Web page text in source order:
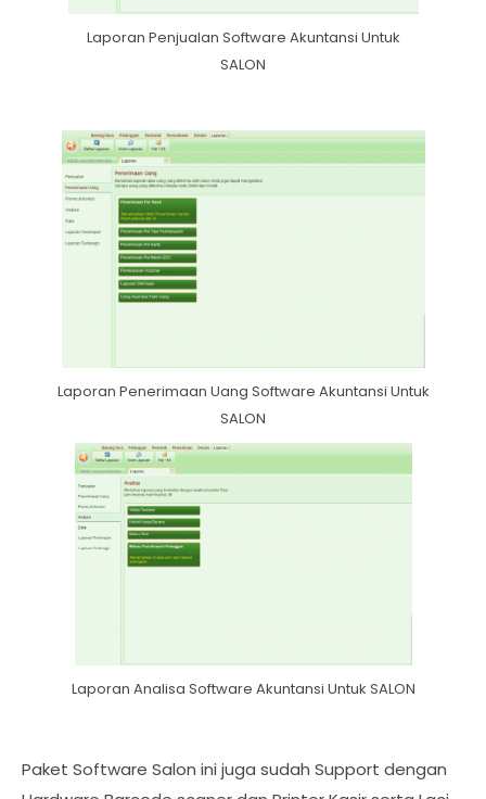
Laporan Penjualan Software Akuntansi Untuk
SALON
Laporan Penerimaan Uang Software Akuntansi Untuk
SALON
Laporan Analisa Software Akuntansi Untuk SALON
Paket Software Salon ini juga sudah Support dengan